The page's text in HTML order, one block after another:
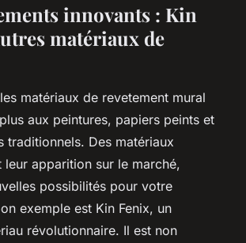
innovants : Kin
matériaux de
matériaux de revetement mural
aux peintures, papiers peints et
traditionnels. Des matériaux
leur apparition sur le marché,
possibilités pour votre
exemple est Kin Fenix, un
révolutionnaire. Il est non